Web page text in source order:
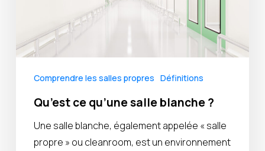
Comprendre les salles propres Définitions
Qu’est ce qu’une salle blanche ?
Une salle blanche, également appelée « salle
propre » ou cleanroom, est un environnement